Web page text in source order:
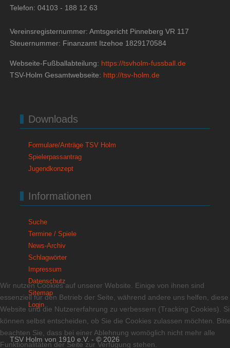
Telefon: 04103 - 188 12 63
Vereinsregisternummer: Amtsgericht Pinneberg VR 117
Steuernummer: Finanzamt Itzehoe 1829170584
Webseite-Fußballabteilung: https://tsvholm-fussball.de
TSV-Holm Gesamtwebseite: http://tsv-holm.de
Downloads
Formulare/Anträge TSV Holm
Spielerpassantrag
Jugendkonzept
Informationen
Suche
Termine / Spiele
News-Archiv
Schlagwörter
Impressum
Datenschutz
Sitemap
Login
TSV Holm von 1910 e.V. - © 2026
Wir nutzen Cookies auf unserer Website. Einige von ihnen sind
essenziell für den Betrieb der Seite, während andere uns helfen, diese
Website und die Nutzererfahrung zu verbessern (Tracking Cookies).
können selbst entscheiden, ob Sie die Cookies zulassen möchten.
beachten Sie, dass bei einer Ablehnung womöglich nicht mehr alle
Funktionalitäten der Seite zur Verfügung stehen.